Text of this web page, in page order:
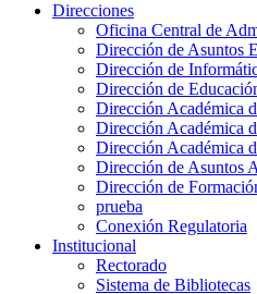
Direcciones
Oficina Central de
Dirección de Asuntos
Dirección de
Dirección de
Dirección Académica
Dirección Académica
Dirección Académica
Dirección de Asuntos
Dirección de
prueba
Conexión Regulatoria
Institucional
Rectorado
Sistema de Bibliotecas